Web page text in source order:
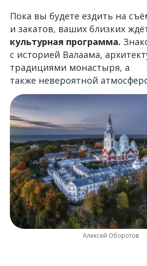
Пока вы будете ездить на
и закатов, ваших близких
культурная программа.
с историей Валаама,
традициями монастыря, а
также невероятной
Алексей Оборотов